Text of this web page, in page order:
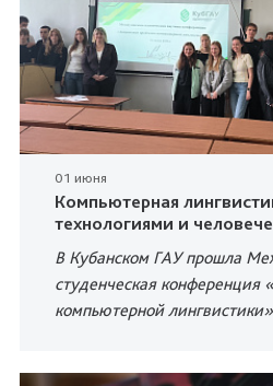
01 июня
Компьютерная
технологиями и
В Кубанском ГАУ прошла
студенческая конференция
компьютерной лингвистики»